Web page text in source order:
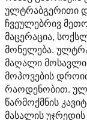
ულტრაბგერითი
ჩვეულებრივ
მაცერაცია,
მონელება.
მაღალი
მოპოვების
რაოდენობით.
წარმოქმნის
მასალის